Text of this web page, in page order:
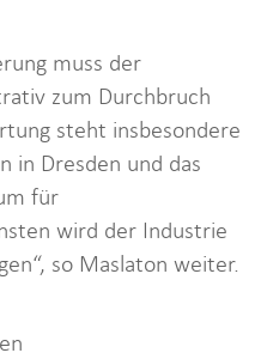
muss der
zum Durchbruch
steht insbesondere
in Dresden und das
für
wird der Industrie
so Maslaton weiter.